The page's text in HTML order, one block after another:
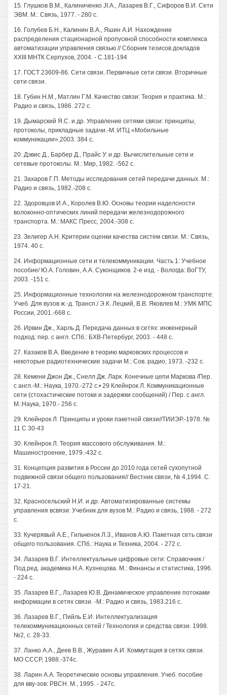
15. Глушков В.М., Калиниченко JI.A., Лазарев В.Г., Сифоров В.И. Сети
ЭВМ. М.: Связь, 1977. - 280 с.
16. Голубев Б.Н., Калинин В.А., Яшин А.И. Нахождение
распределения стационарной пропускной способности комплекса
автоматизации управления связью // Сборник тезисов докладов
XXIII МНТК Серпухов, 2004. - С.181-194
17. ГОСТ 23609-86. Сети связи. Первичные сети связи. Вторичные
сети связи.
18. Губин Н.М., Матлин Г.М. Качество связи: Теория и практика. М.:
Радио и связь, 1986. 272 с.
19. Дымарский Я.С. и др. Управление сетями связи: принципы,
протоколы, прикладные задачи.-М.:ИТЦ «Мобильные
коммуникации»,2003. 384 с.
20. Дэвис Д., Барбер Д., Прайс У. и др. Вычислительные сети и
сетевые протоколы. М.: Мир, 1982. -562 с.
21. Захаров Г.П. Методы исследования сетей передачи данных. М.:
Радио и связь, 1982.-208 с.
22. Здоровцов И.А., Королев В.Ю. Основы теории наделсности
волоконно-оптических линий передачи железнодорожного
транспорта. М.: МАКС Пресс, 2004.-308 с.
23. Зелигер А.Н. Критерии оценки качества систем связи. М.: Связь,
1974. 40 с.
24. Информационные сети и телекоммуникации. Часть 1: Учебное
пособие/ Ю.А. Головин, А.А. Суконщиков. 2-е изд. - Вологда: ВоГТУ,
2003. -151 с.
25. Информационные технологии на железнодорожном транспорте:
Учеб. Для вузов ж.-д. Трансп./ Э.К. Лецкий, В.В. Яковлев М.: УМК МПС
России, 2001.-668 с.
26. Ирвин Дж., Харль Д. Передача данных в сетях: инженерный
подход: пер. с англ. СПб.: БХВ-Петербург, 2003. - 448 с.
27. Казаков В.А. Введение в теорию марковских процессов и
некоторые радиотехнические задачи М.: Сов. радио, 1973. -232 с.
28. Кемени Джон Дж., Снелл Дж. Ларк. Конечные цепи Маркова /Пер.
с англ.-М.: Наука, 1970.-272 с.• 29 Клейнрок Л. Коммуникационные
сети (стохастические потоки и задержки сообщений) / Пер. с англ.
М.:Наука, 1970.- 256 с.
29. Клейнрок Л. Принципы и уроки пакетной связи//ТИИЭР.-1978. №
11 С 30-43
30. Клейнрок Л. Теория массового обслуживания. М.:
Машиностроение, 1979.-432 с.
31. Концепция развития в России до 2010 года сетей сухопутной
подвижной связи общего пользования// Вестник связи, № 4,1994. С.
17-21.
32. Красносельский Н.И. и др. Автоматизированные системы
управления всвязи: Учебник для вузов М.: Радио и связь, 1988. - 272
с.
33. Кучерявый А.Е., Гильченок Л.З., Иванов А.Ю. Пакетная сеть связи
общего пользования. СПб.: Наука и Техника, 2004. - 272 с.
34. Лазарев В.Г. Интеллектуальные цифровые сети: Справочник /
Под.ред. академика Н.А. Кузнецова. М.: Финансы и статистика, 1996.
- 224 с.
35. Лазарев В.Г., Лазарев Ю.В. Динамическое управление потоками
информации в сетях связи. -М.: Радио и связь, 1983.216 с.
36. Лазарев В.Г., Пийль Е.И. Интеллектуализация
телекоммуникационных сетей / Технология и средства связи. 1998.
№2, с. 28-33.
37. Ланко А.А., Деев В.В., Журавин А.И. Коммутация в сетях связи.
МО СССР, 1988.-374с.
38. Ларин А.А. Теоретические основы управления. Учеб. пособие
для вву-зов: РВСН. М., 1995. - 247с.